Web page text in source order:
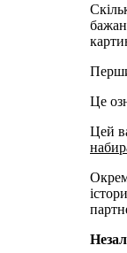
Це
Цей